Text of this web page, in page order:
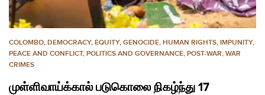
COLOMBO, DEMOCRACY, EQUITY, GENOCIDE, HUMAN RIGHTS, IMPUNITY,
PEACE AND CONFLICT, POLITICS AND GOVERNANCE, POST-WAR, WAR
CRIMES
முள்ளிவாய்க்கால் படுகொலை நிகழ்ந்து 17